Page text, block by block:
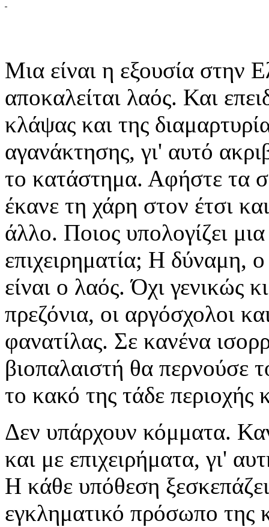
Μια είναι η εξουσία στην
αποκαλείται λαός. Και
κλάψας και της
αγανάκτησης, γι' αυτό
το κατάστημα. Αφήστε τα
έκανε τη χάρη στον έτσι
άλλο. Ποιος υπολογίζει
επιχειρηματία; Η δύναμη,
είναι ο λαός. Όχι γενικώς
πρεζόνια, οι αργόσχολοι
φανατίλας. Σε κανένα
βιοπαλαιστή θα περνούσε
το κακό της τάδε περιοχής
Δεν υπάρχουν κόμματα.
και με επιχειρήματα, γι'
Η κάθε υπόθεση
εγκληματικό πρόσωπο της